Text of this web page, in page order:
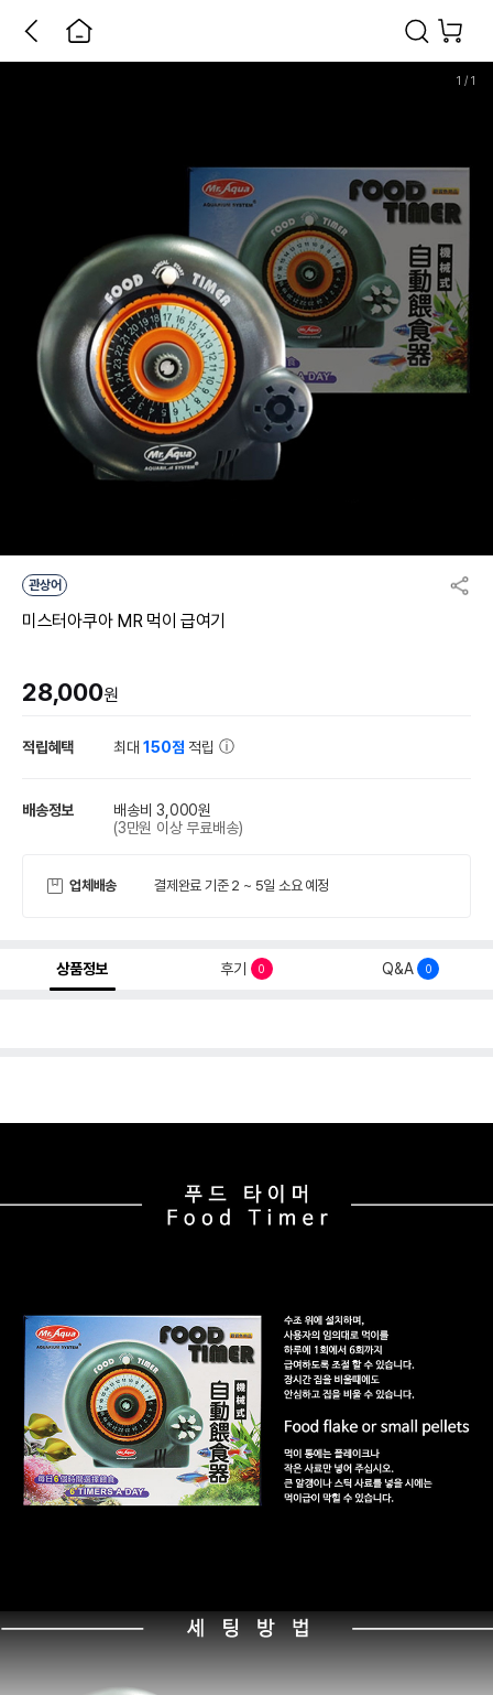
1 / 1
관상어
미스터아쿠아 MR 먹이 급여기
28,000원
적립혜택 최대150점 적립
배송정보
배송비 3,000원
(3만원 이상 무료배송)
업체배송 결제완료 기준 2 ~ 5일 소요 예정
상품정보 후기 0 Q&A 0